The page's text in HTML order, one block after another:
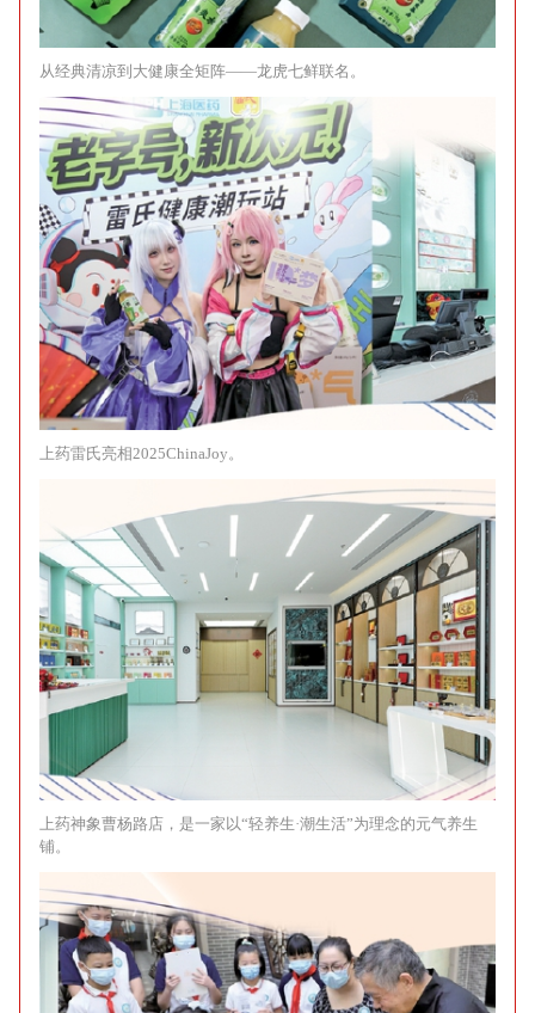
从经典清凉到大健康全矩阵——龙虎七鲜联名。
上药雷氏亮相2025ChinaJoy。
上药神象曹杨路店，是一家以“轻养生·潮生活”为理念的元气养生
铺。